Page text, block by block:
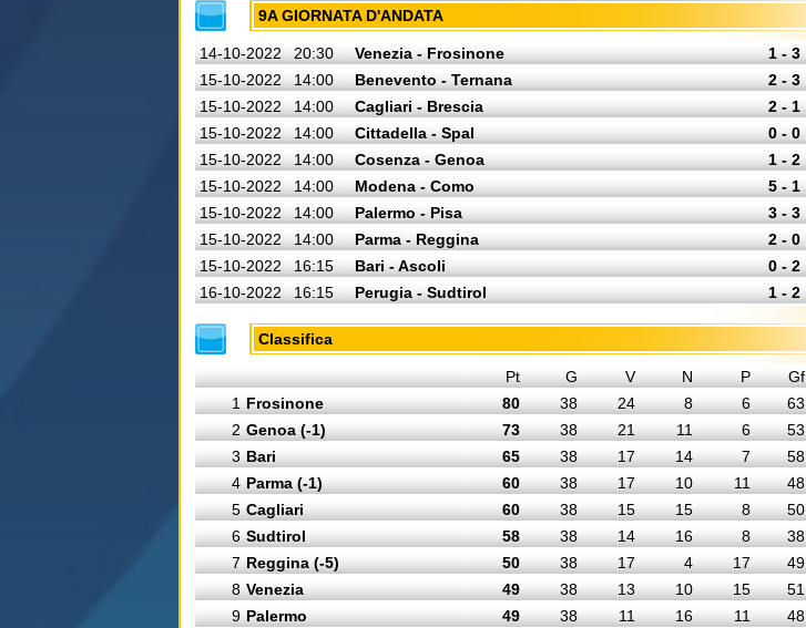
9A GIORNATA D'ANDATA
14-10-2022 20:30 Venezia - Frosinone
1 - 3
15-10-2022
14:00 Benevento - Ternana
2 - 3
15-10-2022
14:00 Cagliari - Brescia
2 - 1
15-10-2022
14:00 Cittadella - Spal
0 - 0
15-10-2022
14:00 Cosenza - Genoa
1 - 2
15-10-2022
14:00 Modena - Como
5 - 1
15-10-2022
14:00 Palermo - Pisa
3 - 3
15-10-2022
14:00 Parma - Reggina
2 - 0
15-10-2022
16:15 Bari - Ascoli
0 - 2
16-10-2022
16:15 Perugia - Sudtirol 1 - 2
Classifica
Pt G V N P Gf
1 Frosinone 80 38 24 8 6 63
2 Genoa (-1) 73 38 21 11 6 53
3 Bari 65 38 17 14 7 58
4 Parma (-1) 60 38 17 10 11 48
5 Cagliari 60 38 15 15 8 50
6 Sudtirol 58 38 14 16 8 38
7 Reggina (-5) 50 38 17 4 17 49
8 Venezia 49 38 13 10 15 51
9 Palermo 49 38 11 16 11 48